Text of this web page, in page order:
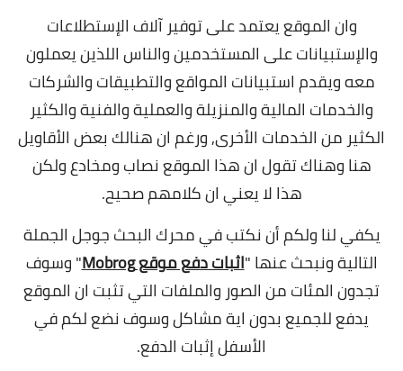
وان الموقع يعتمد على توفير آلاف الإستطلاعات
والإستبيانات على المستخدمين والناس اللذين يعملون
معه ويقدم استبيانات المواقع والتطبيقات والشركات
والخدمات المالية والمنزيلة والعملية والفنية والكثير
الكثير من الخدمات الأخرى,ورغم ان هنالك بعض الأقاويل
هنا وهناك تقول ان هذا الموقع نصاب ومخادع ولكن
هذا لا يعني ان كلامهم صحيح.
يكفي لنا ولكم أن نكتب في محرك البحث جوجل الجملة
التالية ونبحث عنها "اثبات دفع موقع Mobrog
" وسوف
تجدون المئات من الصور والملفات التي تثبت ان الموقع
يدفع للجميع بدون اية مشاكل وسوف نضع لكم في
الأسفل إثبات الدفع.